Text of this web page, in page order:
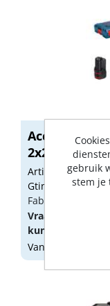
Accu
2x2.0ah
Artikelnummer:
Gtin:
Fabrikant artikel
Vraag een
kunnen zien.
Vandaag besteld,
gebruik
stem je